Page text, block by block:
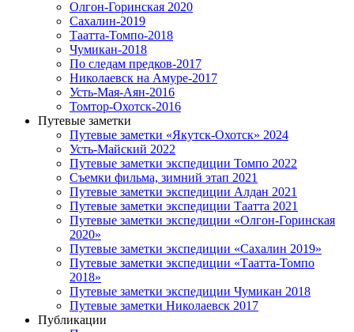
Олгон-Горинская 2020
Сахалин-2019
Таатта-Томпо-2018
Чумикан-2018
По следам предков-2017
Николаевск на Амуре-2017
Усть-Мая-Аян-2016
Томтор-Охотск-2016
Путевые заметки
Путевые заметки «Якутск-Охотск» 2024
Усть-Майский 2022
Путевые заметки экспедиции Томпо 2022
Съемки фильма, зимний этап 2021
Путевые заметки экспедиции Алдан 2021
Путевые заметки экспедиции Таатта 2021
Путевые заметки экспедиции «Олгон-Горинская
2020»
Путевые заметки экспедиции «Сахалин 2019»
Путевые заметки экспедиции «Таатта-Томпо
2018»
Путевые заметки экспедиции Чумикан 2018
Путевые заметки Николаевск 2017
Публикации